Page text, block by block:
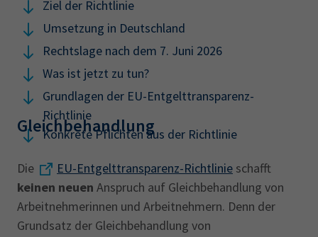
Ziel der Richtlinie
Umsetzung in Deutschland
Rechtslage nach dem 7. Juni 2026
Was ist jetzt zu tun?
Grundlagen der EU-Entgelttransparenz-
Richtlinie
Konkrete Pflichten aus der Richtlinie
Gleichbehandlung
Die EU-Entgelttransparenz-Richtlinie schafft
keinen neuen Anspruch auf Gleichbehandlung von
Arbeitnehmerinnen und Arbeitnehmern. Denn der
Grundsatz der Gleichbehandlung von